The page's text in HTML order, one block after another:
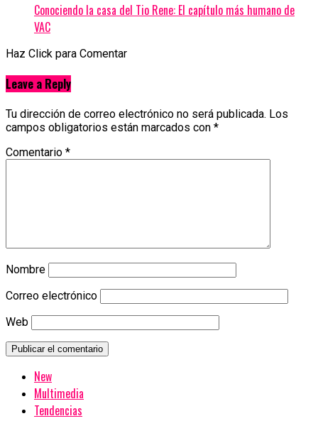
Conociendo la casa del Tio Rene: El capítulo más humano de
VAC
Haz Click para Comentar
Leave a Reply
Tu dirección de correo electrónico no será publicada. Los
campos obligatorios están marcados con *
Comentario *
Nombre
Correo electrónico
Web
New
Multimedia
Tendencias